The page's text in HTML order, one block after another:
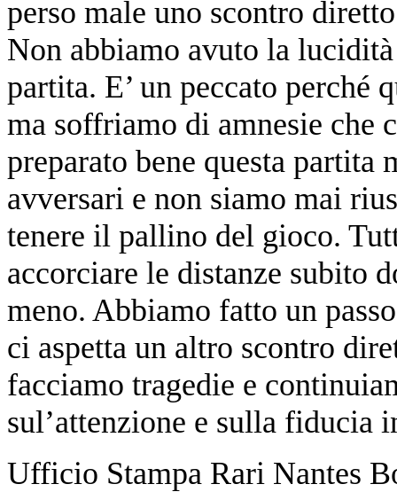
perso male uno scontro
Non abbiamo avuto la
partita. E’ un peccato perché
ma soffriamo di amnesie che
preparato bene questa
avversari e non siamo mai
tenere il pallino del gioco.
accorciare le distanze subito
meno. Abbiamo fatto un
ci aspetta un altro scontro
facciamo tragedie e
sul’attenzione e sulla fiducia
Ufficio Stampa Rari Nantes